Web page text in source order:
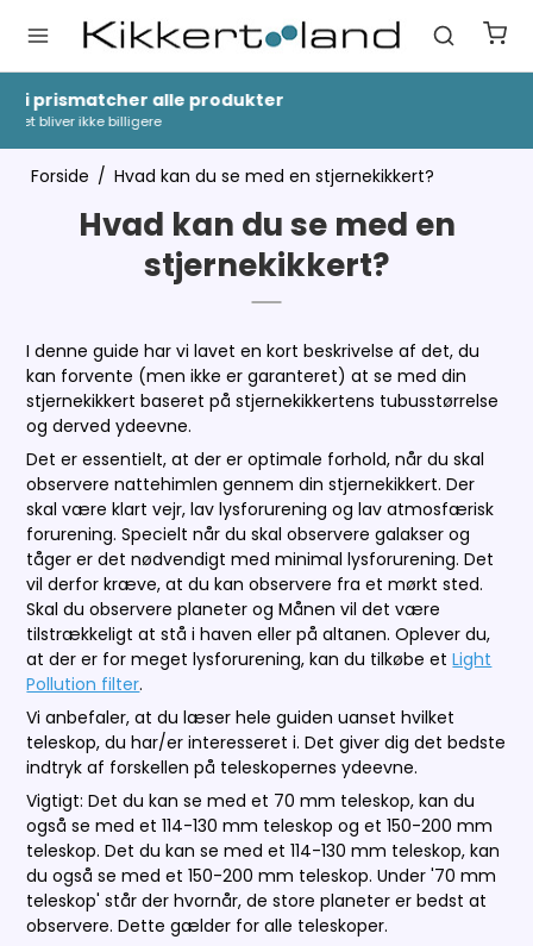
Hurtig Levering
Forside / Hvad kan du se med en stjernekikkert?
Hvad kan du se med en
stjernekikkert?
I denne guide har vi lavet en kort beskrivelse af det, du
kan forvente (men ikke er garanteret) at se med din
stjernekikkert baseret på stjernekikkertens tubusstørrelse
og derved ydeevne.
Det er essentielt, at der er optimale forhold, når du skal
observere nattehimlen gennem din stjernekikkert. Der
skal være klart vejr, lav lysforurening og lav atmosfærisk
forurening. Specielt når du skal observere galakser og
tåger er det nødvendigt med minimal lysforurening. Det
vil derfor kræve, at du kan observere fra et mørkt sted.
Skal du observere planeter og Månen vil det være
tilstrækkeligt at stå i haven eller på altanen. Oplever du,
at der er for meget lysforurening, kan du tilkøbe etLight
Pollution filter.
Vi anbefaler, at du læser hele guiden uanset hvilket
teleskop, du har/er interesseret i. Det giver dig det bedste
indtryk af forskellen på teleskopernes ydeevne.
Vigtigt: Det du kan se med et 70 mm teleskop, kan du
også se med et 114-130 mm teleskop og et 150-200 mm
teleskop. Det du kan se med et 114-130 mm teleskop, kan
du også se med et 150-200 mm teleskop. Under '70 mm
teleskop' står der hvornår, de store planeter er bedst at
observere. Dette gælder for alle teleskoper.